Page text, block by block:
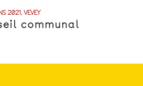
2021,VEVEY
communal